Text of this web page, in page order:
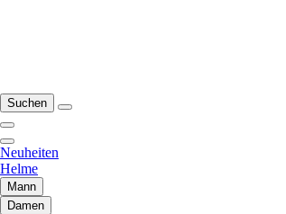
Suchen
Neuheiten
Helme
Mann
Damen